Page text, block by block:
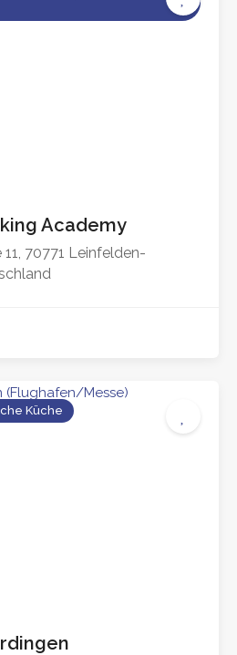
Academy
70771 Leinfelden-
Küche